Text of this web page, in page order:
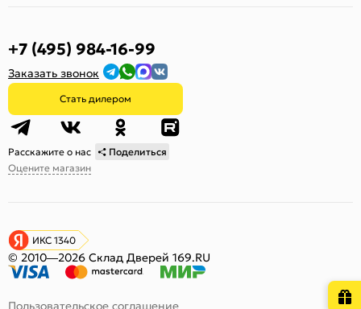
+7 (495) 984-16-99
Заказать звонок
Стать дилером
Расскажите о нас
Поделиться
Оцените магазин
ИКС 1340
© 2010—2026 Склад Дверей 169.RU
Пользовательское соглашение